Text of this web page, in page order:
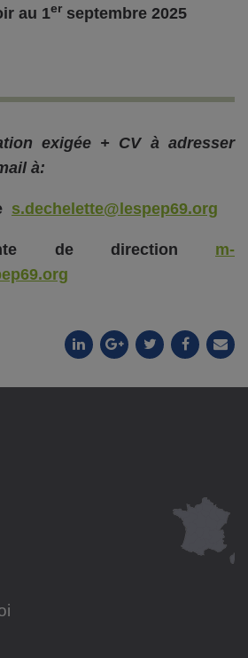
au 1er septembre 2025
exigée + CV à adresser
à:
s.dechelette@lespep69.org
de direction m-